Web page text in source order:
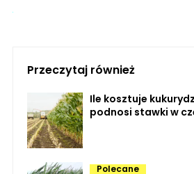
Przeczytaj również
Ile kosztuje
podnosi stawki w
Polecane